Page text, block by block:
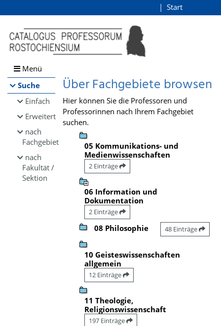
Browsen
direkt zum Inhalt
Start
Menü
Suche
Einfach
Erweitert
nach
Fachgebiet
nach
Fakultät /
Sektion
Über Fachgebiete browsen
Hier können Sie die Professoren und
Professorinnen nach Ihrem Fachgebiet
suchen.
05 Kommunikations- und
Medienwissenschaften
2 Einträge
06 Information und
Dokumentation
2 Einträge
08 Philosophie 48 Einträge
10 Geisteswissenschaften
allgemein
12 Einträge
11 Theologie,
Religionswissenschaft
197 Einträge